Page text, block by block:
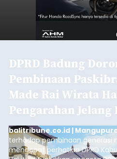
DPRD Badung
Pembinaan
Made Rai Wirata
Pengarahan Jelang
balitribune.co.id |
terhadap pembinaan generasi
mendapat perhatian DPRD